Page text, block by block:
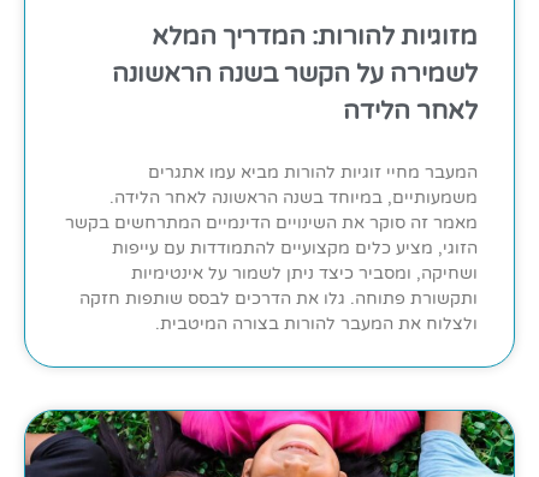
מזוגיות להורות: המדריך המלא
לשמירה על הקשר בשנה הראשונה
לאחר הלידה
המעבר מחיי זוגיות להורות מביא עמו אתגרים
משמעותיים, במיוחד בשנה הראשונה לאחר הלידה.
מאמר זה סוקר את השינויים הדינמיים המתרחשים בקשר
הזוגי, מציע כלים מקצועיים להתמודדות עם עייפות
ושחיקה, ומסביר כיצד ניתן לשמור על אינטימיות
ותקשורת פתוחה. גלו את הדרכים לבסס שותפות חזקה
ולצלוח את המעבר להורות בצורה המיטבית.